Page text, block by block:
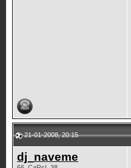
21-01-2008, 20:15
dj_naveme